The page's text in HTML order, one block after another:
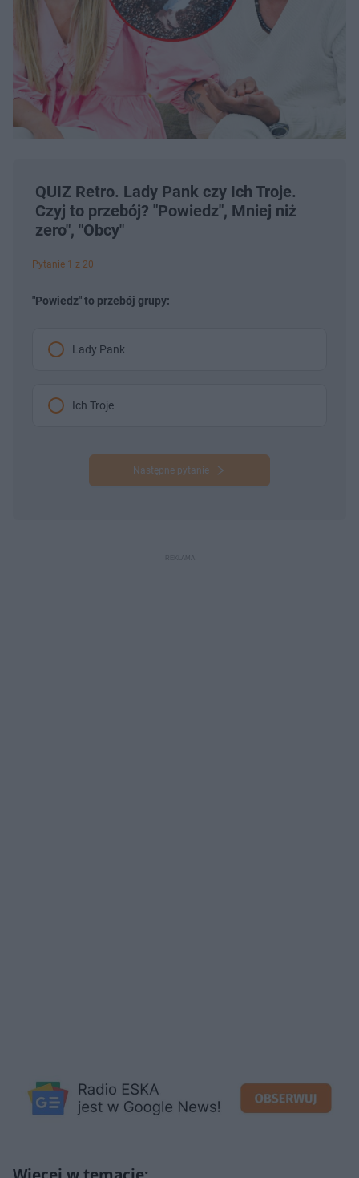
QUIZ Retro. Lady Pank czy Ich Troje.
Czyj to przebój? "Powiedz", Mniej niż
zero", "Obcy"
Pytanie 1 z 20
"Powiedz" to przebój grupy:
Lady Pank
Ich Troje
Następne pytanie